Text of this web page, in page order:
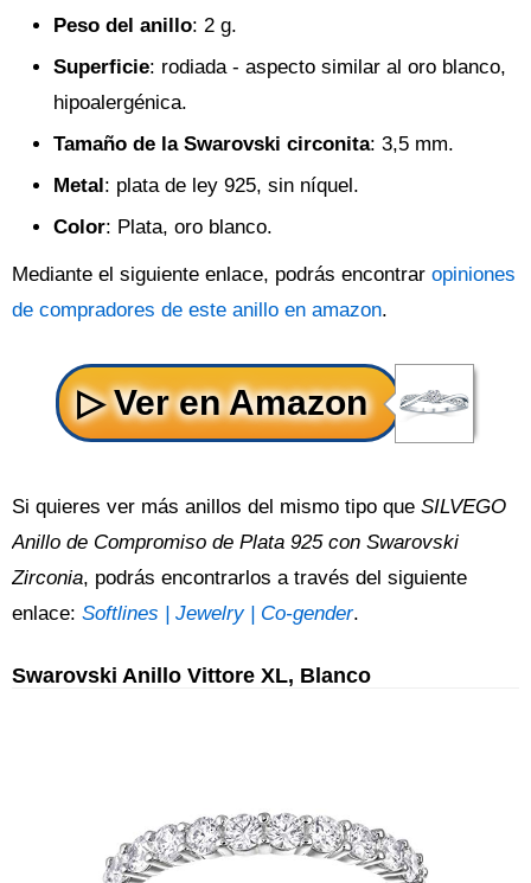
Peso del anillo: 2 g.
Superficie: rodiada - aspecto similar al oro blanco,
hipoalergénica.
Tamaño de la Swarovski circonita: 3,5 mm.
Metal: plata de ley 925, sin níquel.
Color: Plata, oro blanco.
Mediante el siguiente enlace, podrás encontrar opiniones
de compradores de este anillo en amazon.
Si quieres ver más anillos del mismo tipo que SILVEGO
Anillo de Compromiso de Plata 925 con Swarovski
Zirconia, podrás encontrarlos a través del siguiente
enlace: Softlines | Jewelry | Co-gender.
Swarovski Anillo Vittore XL, Blanco